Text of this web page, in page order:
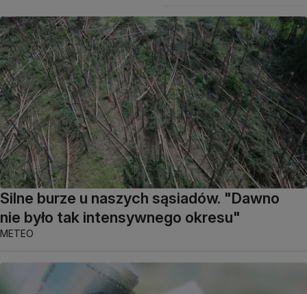
Silne burze u naszych sąsiadów. "Dawno
nie było tak intensywnego okresu"
METEO